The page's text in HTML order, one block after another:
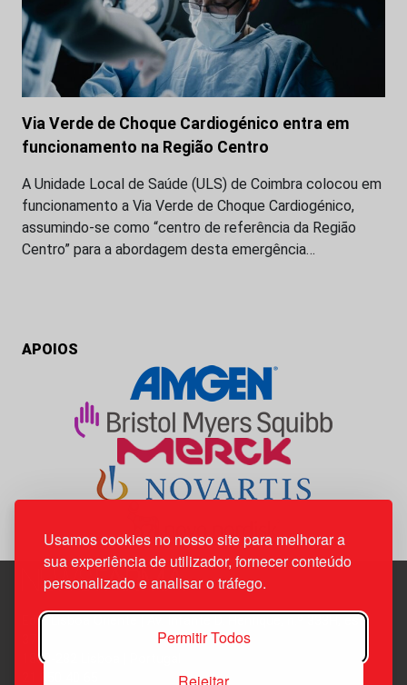
Usamos cookies no nosso site para melhorar a
sua experiência de utilizador, fornecer conteúdo
personalizado e analisar o tráfego.
Permitir Todos
Via Verde de Choque Cardiogénico entra em
funcionamento na Região Centro
A Unidade Local de Saúde (ULS) de Coimbra colocou em
funcionamento a Via Verde de Choque Cardiogénico,
assumindo-se como “centro de referência da Região
Centro” para a abordagem desta emergência…
APOIOS
Edif. Lisboa Oriente | Av. Infante D. Henrique, n.º 333H, esc.
1800-282 Lisboa | Portugal